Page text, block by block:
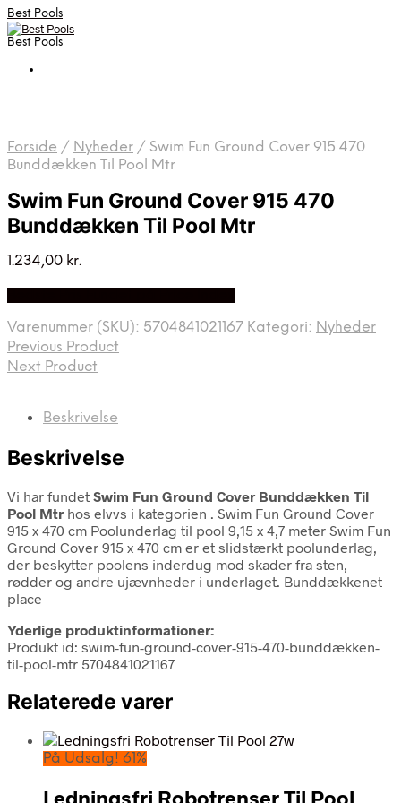
Best Pools
Best Pools
Forside / Nyheder / Swim Fun Ground Cover 915 470
Bunddækken Til Pool Mtr
Swim Fun Ground Cover 915 470
Bunddækken Til Pool Mtr
1.234,00 kr.
Varenummer (SKU): 5704841021167 Kategori: Nyheder
Previous Product
Next Product
Beskrivelse
Beskrivelse
Vi har fundet Swim Fun Ground Cover Bunddækken Til
Pool Mtr hos elvvs i kategorien . Swim Fun Ground Cover
915 x 470 cm Poolunderlag til pool 9,15 x 4,7 meter Swim Fun
Ground Cover 915 x 470 cm er et slidstærkt poolunderlag,
der beskytter poolens inderdug mod skader fra sten,
rødder og andre ujævnheder i underlaget. Bunddækkenet
place
Yderlige produktinformationer:
Produkt id: swim-fun-ground-cover-915-470-bunddækken-
til-pool-mtr 5704841021167
Relaterede varer
På Udsalg! 61%
Ledningsfri Robotrenser Til Pool